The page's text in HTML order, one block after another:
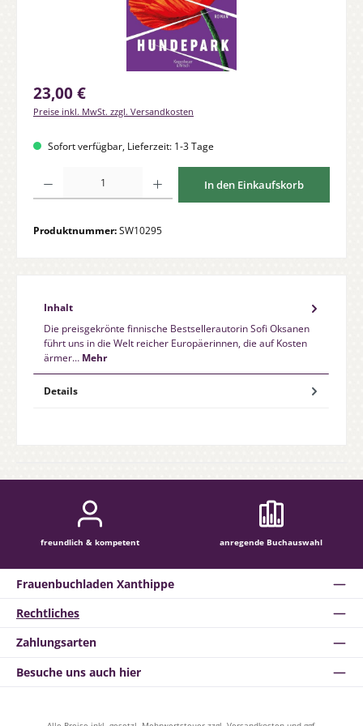
Regulärer Preis:
23,00 €
Preise inkl. MwSt. zzgl. Versandkosten
Sofort verfügbar, Lieferzeit: 1-3 Tage
In den Einkaufskorb
Produktnummer:SW10295
Inhalt
Die preisgekrönte finnische Bestsellerautorin Sofi Oksanen
führt uns in die Welt reicher Europäerinnen, die auf Kosten
ärmer… Mehr
Details
freundlich & kompetent anregende Buchauswahl
Rechtliches
Zahlungsarten
Besuche uns auch hier
Frauenbuchladen Xanthippe